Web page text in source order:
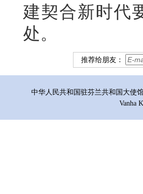
建契合新时代
处。
推荐给朋友：
中华人民共和国驻芬兰共和国大使
Vanha